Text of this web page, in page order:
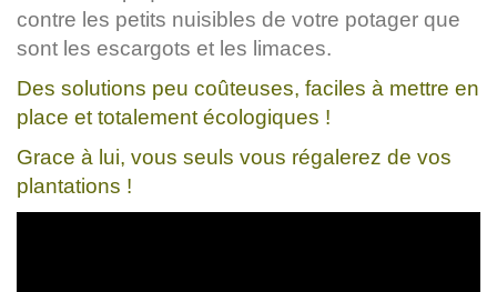
contre les petits nuisibles de votre potager que
sont les escargots et les limaces.
Des solutions peu coûteuses, faciles à mettre en
place et totalement écologiques !
Grace à lui, vous seuls vous régalerez de vos
plantations !